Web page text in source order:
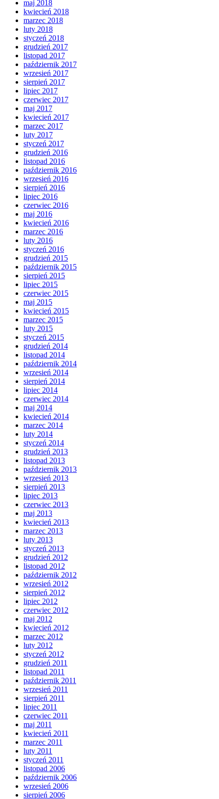
maj 2018
kwiecień 2018
marzec 2018
luty 2018
styczeń 2018
grudzień 2017
listopad 2017
październik 2017
wrzesień 2017
sierpień 2017
lipiec 2017
czerwiec 2017
maj 2017
kwiecień 2017
marzec 2017
luty 2017
styczeń 2017
grudzień 2016
listopad 2016
październik 2016
wrzesień 2016
sierpień 2016
lipiec 2016
czerwiec 2016
maj 2016
kwiecień 2016
marzec 2016
luty 2016
styczeń 2016
grudzień 2015
październik 2015
sierpień 2015
lipiec 2015
czerwiec 2015
maj 2015
kwiecień 2015
marzec 2015
luty 2015
styczeń 2015
grudzień 2014
listopad 2014
październik 2014
wrzesień 2014
sierpień 2014
lipiec 2014
czerwiec 2014
maj 2014
kwiecień 2014
marzec 2014
luty 2014
styczeń 2014
grudzień 2013
listopad 2013
październik 2013
wrzesień 2013
sierpień 2013
lipiec 2013
czerwiec 2013
maj 2013
kwiecień 2013
marzec 2013
luty 2013
styczeń 2013
grudzień 2012
listopad 2012
październik 2012
wrzesień 2012
sierpień 2012
lipiec 2012
czerwiec 2012
maj 2012
kwiecień 2012
marzec 2012
luty 2012
styczeń 2012
grudzień 2011
listopad 2011
październik 2011
wrzesień 2011
sierpień 2011
lipiec 2011
czerwiec 2011
maj 2011
kwiecień 2011
marzec 2011
luty 2011
styczeń 2011
listopad 2006
październik 2006
wrzesień 2006
sierpień 2006